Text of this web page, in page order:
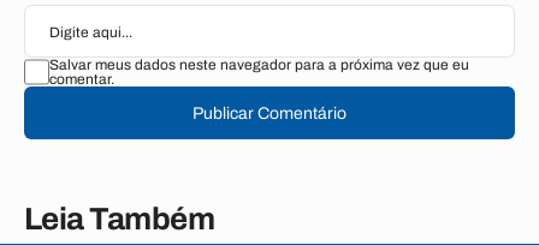
Salvar meus dados neste navegador para a próxima vez que eu
comentar.
Publicar Comentário
Leia Também